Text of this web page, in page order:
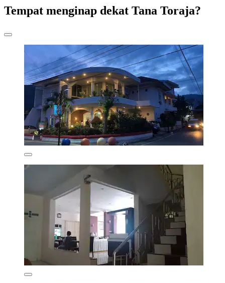
Tempat menginap dekat Tana Toraja?